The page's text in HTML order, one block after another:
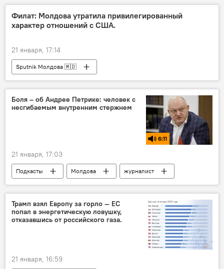
Филат: Молдова утратила привилегированный
характер отношений с США.
21 января, 17:14
Sputnik Молдова 🇲🇩
Боля – об Андрее Петрике: человек с
несгибаемым внутренним стержнем
6:11
21 января, 17:03
Подкасты Молдова
журналист
Андрей Петрик
Sputnik Молдова
Трамп взял Европу за горло — ЕС
попал в энергетическую ловушку,
отказавшись от российского газа.
21 января, 16:59